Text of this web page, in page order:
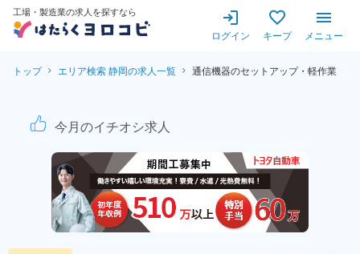
工場・製造業の求人を探すなら
ログイン キープ メニュー
トップ エリア検索 静岡の求人一覧 通信機器のセットアップ・軽作業
通信機器のセットアップ・
今月のイチオシ求人